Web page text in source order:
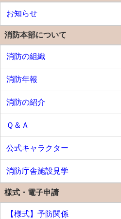
お知らせ
消防本部について
消防の組織
消防年報
消防の紹介
Ｑ＆Ａ
公式キャラクター
消防庁舎施設見学
様式・電子申請
【様式】予防関係